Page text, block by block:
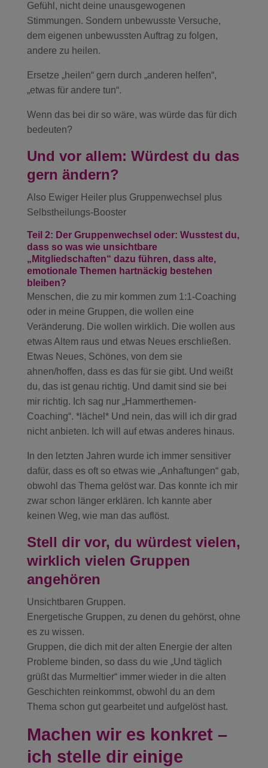
Gefühl, nicht deine unausgewogenen
Stimmungen. Sondern unbewusste Versuche,
dem eigenen unbewussten Auftrag zu folgen,
andere zu heilen.
Ersetze „heilen“ gern durch „anderen helfen“,
„etwas für andere tun“.
Wenn das bei dir so wäre, was würde das für dich
bedeuten?
Und vor allem: Würdest du das
gern ändern?
Also Ewiger Heiler plus Gruppenwechsel plus
Selbstheilungs-Booster
Teil 2: Der Gruppenwechsel oder: Wusstest du,
dass so was wie unsichtbare
„Mitgliedschaften“ dazu führen, dass alte,
emotionale Themen hartnäckig bestehen
bleiben?
Menschen, die zu mir kommen zum 1:1-Coaching
oder in meine Gruppen, die wollen eine
Veränderung. Die wollen wirklich. Die wollen aus
etwas Altem raus und etwas Neues erschließen.
Etwas Neues, Schönes, von dem sie
ahnen/hoffen, dass es das für sie gibt. Und weißt
du, das ist genau richtig. Und damit sind sie bei
mir richtig. Ich sag nur „Hammerthemen-
Coaching“. *lächel* Und nein, das will ich dir grad
nicht anbieten. Ich will auf etwas anderes hinaus.
In den letzten Jahren wurde ich immer sensitiver
dafür, dass es oft so etwas wie „Anhaftungen“ gab,
obwohl das Thema gelöst war. Das konnte ich mir
zwar schon länger erklären. Ich kannte aber
keinen Weg, wie man das auflöst.
Stell dir vor, du würdest vielen,
wirklich vielen Gruppen
angehören
Unsichtbaren Gruppen.
Energetische Gruppen, zu denen du gehörst, ohne
es zu wissen.
Gruppen, die dich mit der alten Energie der alten
Probleme binden, so dass du wie „Und täglich
grüßt das Murmeltier“ immer wieder in die alten
Geschichten reinkommst, obwohl du an dem
Thema schon gut gearbeitet und aufgelöst hast.
Machen wir es konkret –
ich stelle dir einige